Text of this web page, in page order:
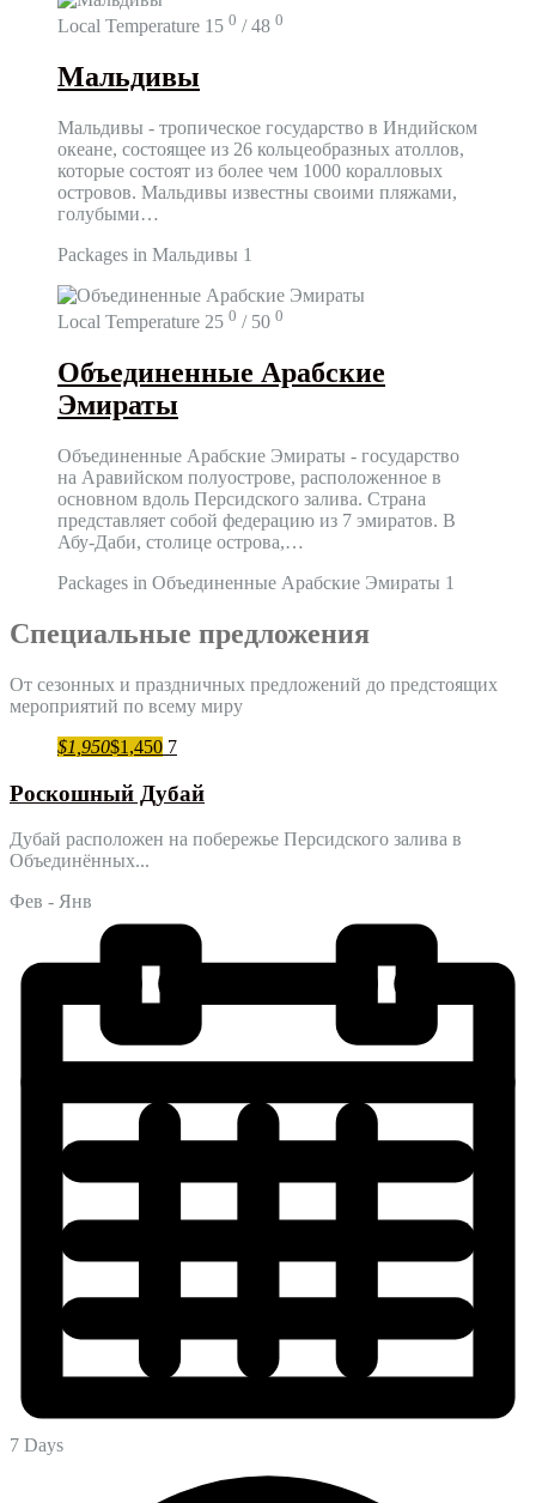
Local Temperature 15 0 / 48 0
Мальдивы
Мальдивы - тропическое государство в Индийском
океане, состоящее из 26 кольцеобразных атоллов,
которые состоят из более чем 1000 коралловых
островов. Мальдивы известны своими пляжами,
голубыми…
Packages in Мальдивы 1
Local Temperature 25 0 / 50 0
Объединенные Арабские
Эмираты
Объединенные Арабские Эмираты - государство
на Аравийском полуострове, расположенное в
основном вдоль Персидского залива. Страна
представляет собой федерацию из 7 эмиратов. В
Абу-Даби, столице острова,…
Packages in Объединенные Арабские Эмираты 1
Специальные предложения
От сезонных и праздничных предложений до предстоящих
мероприятий по всему миру
$1,950$1,450 7
Роскошный Дубай
Дубай расположен на побережье Персидского залива в
Объединённых...
Фев - Янв
7 Days